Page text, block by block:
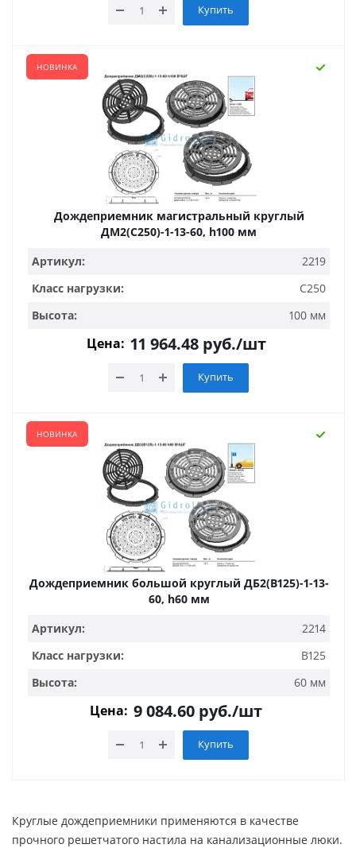
Купить
НОВИНКА
Дождеприемник магистральный круглый
ДМ2(С250)-1-13-60, h100 мм
Артикул:
2219
Класс нагрузки:
С250
Высота:
100 мм
Цена: 11 964.48руб./шт
Купить
НОВИНКА
Дождеприемник большой круглый ДБ2(В125)-1-13-
60, h60 мм
Артикул:
2214
Класс нагрузки:
B125
Высота:
60 мм
Цена: 9 084.60 руб./шт
Купить
Круглые дождеприемники применяются в качестве
прочного решетчатого настила на канализационные люки.